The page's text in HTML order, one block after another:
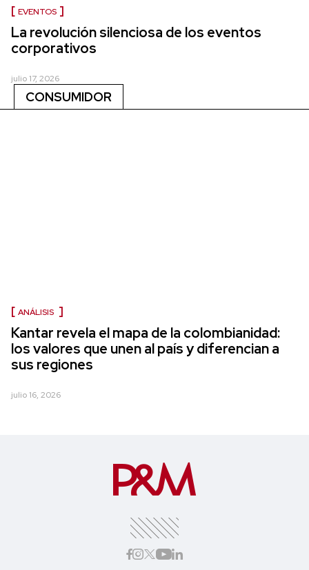
EVENTOS
La revolución silenciosa de los eventos
corporativos
julio 17, 2026
CONSUMIDOR
ANÁLISIS
Kantar revela el mapa de la colombianidad:
los valores que unen al país y diferencian a
sus regiones
julio 16, 2026